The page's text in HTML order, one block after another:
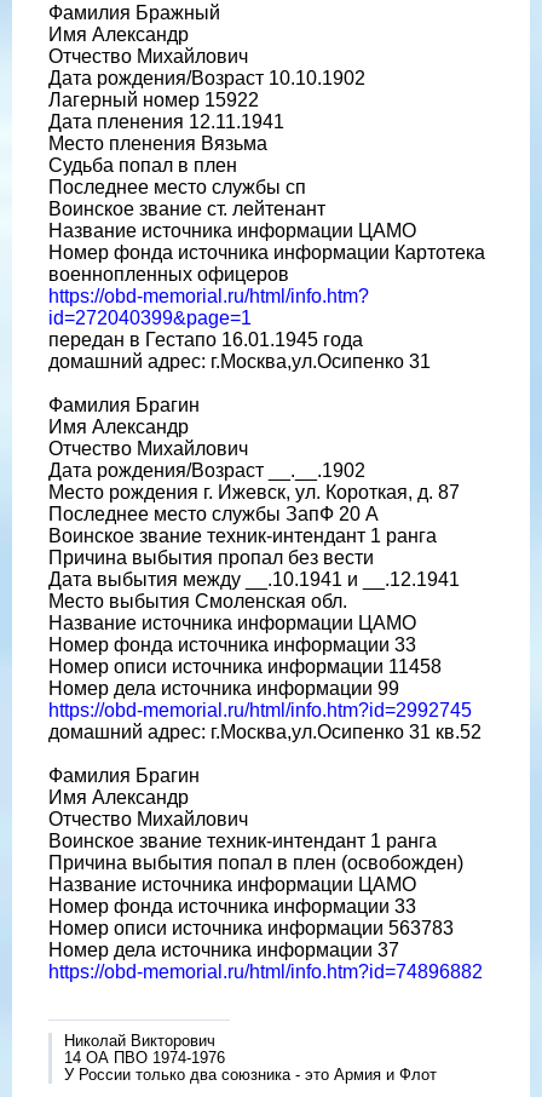
Фамилия Бражный
Имя Александр
Отчество Михайлович
Дата рождения/Возраст 10.10.1902
Лагерный номер 15922
Дата пленения 12.11.1941
Место пленения Вязьма
Судьба попал в плен
Последнее место службы сп
Воинское звание ст. лейтенант
Название источника информации ЦАМО
Номер фонда источника информации Картотека
военнопленных офицеров
https://obd-memorial.ru/html/info.htm?
id=272040399&page=1
передан в Гестапо 16.01.1945 года
домашний адрес: г.Москва,ул.Осипенко 31
Фамилия Брагин
Имя Александр
Отчество Михайлович
Дата рождения/Возраст __.__.1902
Место рождения г. Ижевск, ул. Короткая, д. 87
Последнее место службы ЗапФ 20 А
Воинское звание техник-интендант 1 ранга
Причина выбытия пропал без вести
Дата выбытия между __.10.1941 и __.12.1941
Место выбытия Смоленская обл.
Название источника информации ЦАМО
Номер фонда источника информации 33
Номер описи источника информации 11458
Номер дела источника информации 99
https://obd-memorial.ru/html/info.htm?id=2992745
домашний адрес: г.Москва,ул.Осипенко 31 кв.52
Фамилия Брагин
Имя Александр
Отчество Михайлович
Воинское звание техник-интендант 1 ранга
Причина выбытия попал в плен (освобожден)
Название источника информации ЦАМО
Номер фонда источника информации 33
Номер описи источника информации 563783
Номер дела источника информации 37
https://obd-memorial.ru/html/info.htm?id=74896882
Николай Викторович
14 ОА ПВО 1974-1976
У России только два союзника - это Армия и Флот